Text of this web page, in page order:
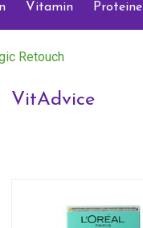
Vitamin Proteine
Retouch
VitAdvice